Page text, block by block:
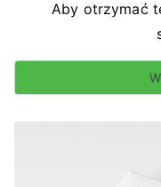
Aby otrzymać